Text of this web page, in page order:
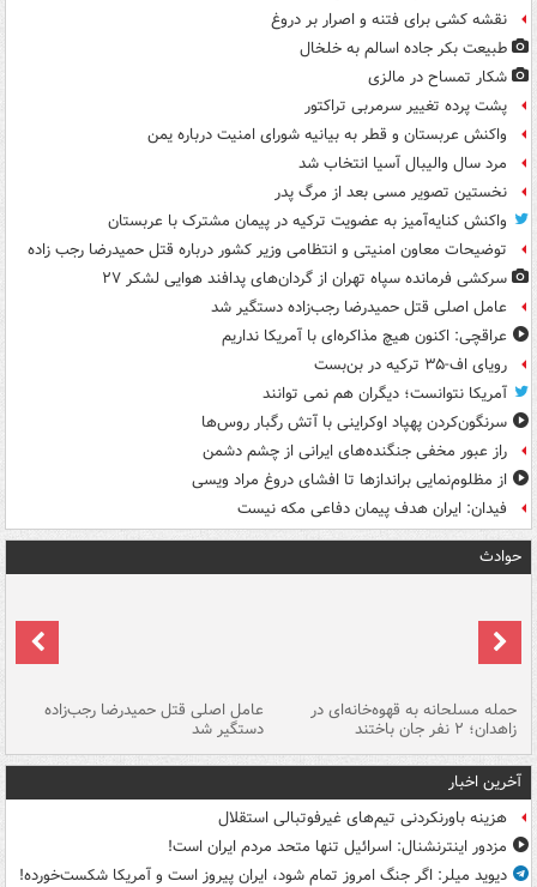
نقشه کشی برای فتنه و اصرار بر دروغ
طبیعت بکر جاده اسالم به خلخال
شکار تمساح در مالزی
پشت پرده تغییر سرمربی تراکتور
واکنش عربستان و قطر به بیانیه شورای امنیت درباره یمن
مرد سال والیبال آسیا انتخاب شد
نخستین تصویر مسی بعد از مرگ پدر
واکنش کنایه‌آمیز به عضویت ترکیه در پیمان مشترک با عربستان
توضیحات معاون امنیتی و انتظامی وزیر کشور درباره قتل حمیدرضا رجب زاده
سرکشی فرمانده سپاه تهران از گردان‌های پدافند هوایی لشکر ۲۷
عامل اصلی قتل حمیدرضا رجب‌زاده دستگیر شد
عراقچی: اکنون هیچ مذاکره‌ای با آمریکا نداریم
رویای اف-۳۵ ترکیه در بن‌بست
آمریکا نتوانست؛ دیگران هم نمی توانند
سرنگون‌کردن پهپاد اوکراینی با آتش رگبار روس‌ها
راز عبور مخفی جنگنده‌های ایرانی از چشم دشمن
از مظلوم‌نمایی براندازها تا افشای دروغ مراد ویسی
فیدان: ایران هدف پیمان دفاعی مکه نیست
حوادث
حمله مسلحانه به قهوه‌خانه‌ای در
زاهدان؛ ۲ نفر جان باختند
عامل اصلی قتل حمیدرضا رجب‌زاده
دستگیر شد
آخرین اخبار
هزینه باورنکردنی تیم‌های غیرفوتبالی استقلال
مزدور اینترنشنال: اسرائیل تنها متحد مردم ایران است!
دیوید میلر: اگر جنگ امروز تمام شود، ایران پیروز است و آمریکا شکست‌خورده!